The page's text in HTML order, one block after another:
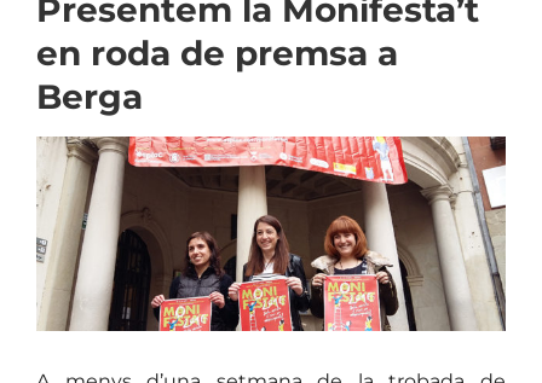
Presentem la Monifesta’t
en roda de premsa a
Berga
View
Larger
Image